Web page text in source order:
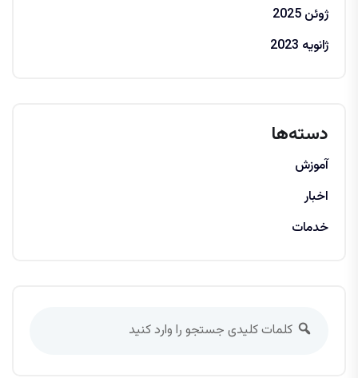
ژوئن 2025
ژانویه 2023
دسته‌ها
آموزش
اخبار
خدمات